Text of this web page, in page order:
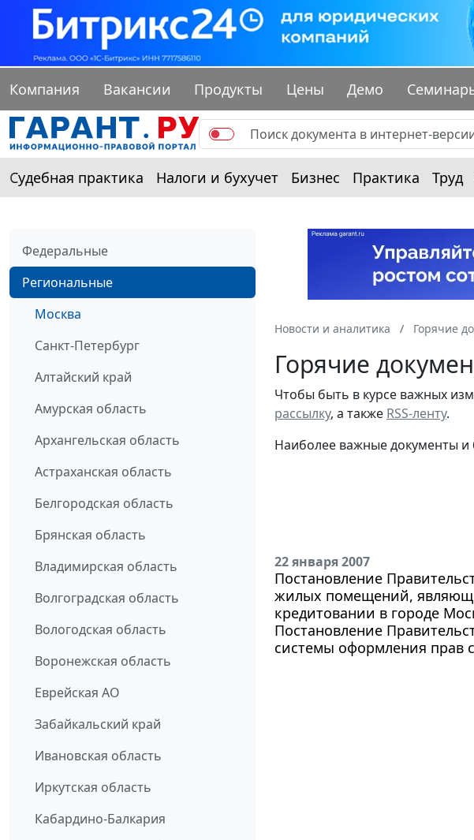
Компания Вакансии Продукты Цены Демо
Судебная практика Налоги и бухучет Бизнес Практика Труд
Федеральные
Региональные
Москва
Санкт-Петербург
Алтайский край
Амурская область
Архангельская область
Астраханская область
Белгородская область
Брянская область
Владимирская область
Волгоградская область
Вологодская область
Воронежская область
Еврейская АО
Забайкальский край
Ивановская область
Иркутская область
Кабардино-Балкария
Новости и аналитика Горячие
Горячие
Чтобы быть в курсе важных
рассылку, а также RSS-ленту.
Наиболее важные документы и
22 января 2007
Постановление
жилых помещений,
кредитовании в городе
Постановление
системы оформления прав